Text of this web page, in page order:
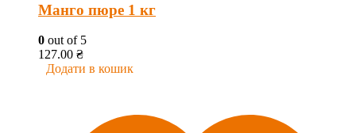
Манго пюре 1 кг
0 out of 5
127.00 ₴
Додати в кошик